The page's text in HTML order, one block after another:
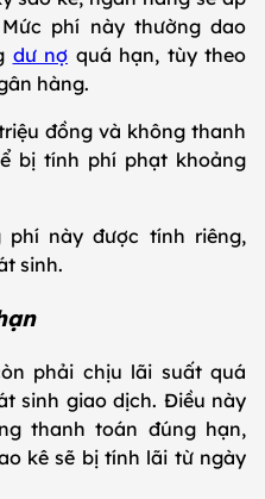
phí này thường dao
dư nợ quá hạn, tùy theo
hàng.
đồng và không thanh
bị tính phí phạt khoảng
này được tính riêng,
sinh.
phải chịu lãi suất quá
sinh giao dịch. Điều này
thanh toán đúng hạn,
kê sẽ bị tính lãi từ ngày